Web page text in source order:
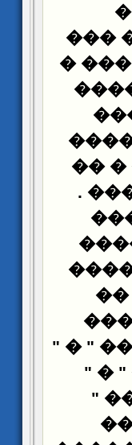
���
��
.
� -
"
�
"